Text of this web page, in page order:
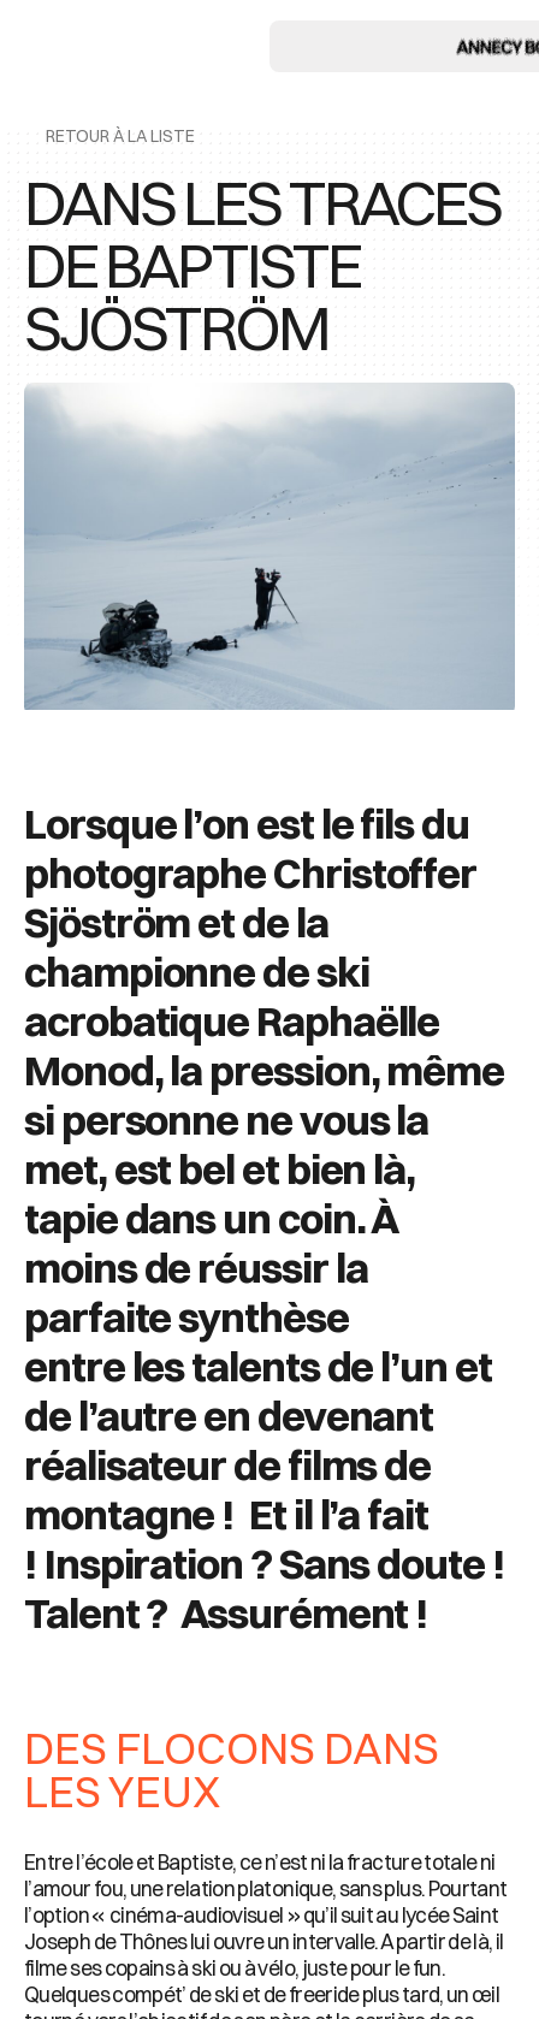
RETOUR À LA LISTE
DANS LES TRACES
DE BAPTISTE
SJÖSTRÖM
Lorsque l’on est le fils du
photographe Christoffer
Sjöström et de la
championne de ski
acrobatique Raphaëlle
Monod, la pression, même
si personnene vous la
met, est bel et bien là,
tapie dans un coin.À
moins de réussir la
parfaite synthèse
entreles talents de l’un et
de l’autre en devenant
réalisateur de films de
montagne ! Et il l’a fait
! Inspiration ? Sans doute !
Talent ? Assurément !
DES FLOCONS DANS
LES YEUX
Entre l’école et Baptiste, ce n’est ni la fracture totale ni
l’amour fou, une relation platonique, sans plus. Pourtant
l’option « cinéma-audiovisuel » qu’il suit au lycée Saint
Joseph de Thônes lui ouvre un intervalle. A partir de là, il
filme ses copains à ski ou à vélo, juste pour le fun.
Quelques compét’ de ski et de freeride plus tard, un œil